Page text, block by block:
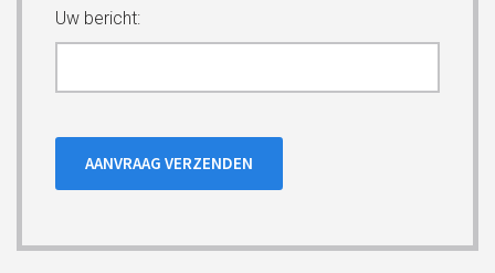
Uw bericht: